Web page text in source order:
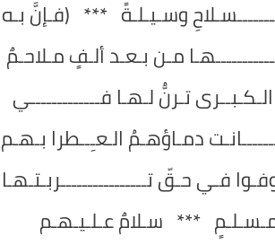
وسـيـلـةً *** (فـإنَّ بـه
مـن بـعـد ألـفٍ مـلاحـمٌ
تـرنُّ لـهـا فـــــــــــــي
دمـاؤهـمُ الـعـِــطرا بـهـم
فـي حـقّ تــــــــــــــــربـتـهـا
ومـسـلـمٍ *** سـلامٌ عـلـيـهـم